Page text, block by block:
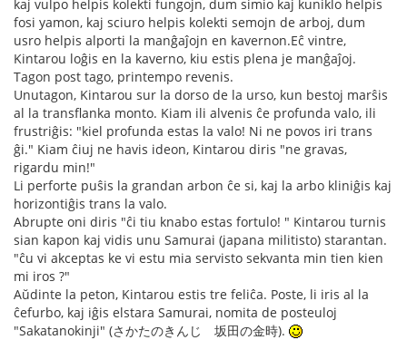
kaj vulpo helpis kolekti fungojn, dum simio kaj kuniklo helpis
fosi yamon, kaj sciuro helpis kolekti semojn de arboj, dum
usro helpis alporti la manĝaĵojn en kavernon.Eĉ vintre,
Kintarou loĝis en la kaverno, kiu estis plena je manĝaĵoj.
Tagon post tago, printempo revenis.
Unutagon, Kintarou sur la dorso de la urso, kun bestoj marŝis
al la transflanka monto. Kiam ili alvenis ĉe profunda valo, ili
frustriĝis: "kiel profunda estas la valo! Ni ne povos iri trans
ĝi." Kiam ĉiuj ne havis ideon, Kintarou diris "ne gravas,
rigardu min!"
Li perforte puŝis la grandan arbon ĉe si, kaj la arbo kliniĝis kaj
horizontiĝis trans la valo.
Abrupte oni diris "ĉi tiu knabo estas fortulo! " Kintarou turnis
sian kapon kaj vidis unu Samurai (japana militisto) starantan.
"ĉu vi akceptas ke vi estu mia servisto sekvanta min tien kien
mi iros ?"
Aŭdinte la peton, Kintarou estis tre feliĉa. Poste, li iris al la
ĉefurbo, kaj iĝis elstara Samurai, nomita de posteuloj
"Sakatanokinji" (さかたのきんじ 坂田の金時).